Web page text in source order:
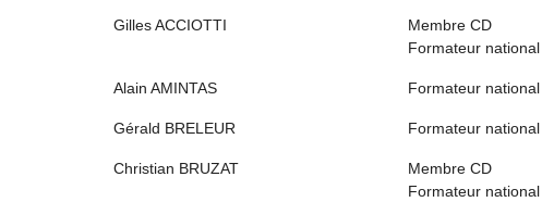
Gilles ACCIOTTI
Membre CD
Formateur national
Alain AMINTAS Formateur national
Gérald BRELEUR Formateur national
Christian BRUZAT
Membre CD
Formateur national